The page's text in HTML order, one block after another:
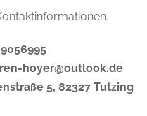
hoyer@outlook.de
5, 82327 Tutzing